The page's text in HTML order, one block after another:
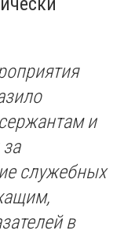
и
служебных
в